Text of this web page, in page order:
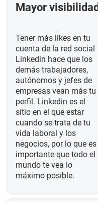
Mayor visibilidad
Tener más likes en tu
cuenta de la red social
Linkedin hace que los
demás trabajadores,
autónomos y jefes de
empresas vean más tu
perfil. Linkedin es el
sitio en el que estar
cuando se trata de tu
vida laboral y los
negocios, por lo que es
importante que todo el
mundo te vea lo
máximo posible.